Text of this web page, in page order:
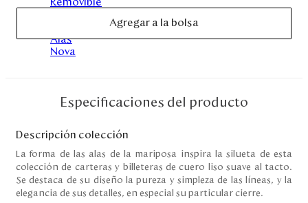
Outlet
Disney
Servicio al cliente
Nuestras Tiendas
Agregar a la bolsa
Especificaciones del producto
Descripción colección
La forma de las alas de la mariposa inspira la silueta de esta
colección de carteras y billeteras de cuero liso suave al tacto.
Se destaca de su diseño la pureza y simpleza de las líneas, y la
elegancia de sus detalles, en especial su particular cierre.